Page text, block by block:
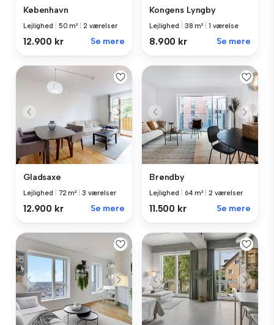
København
Lejlighed 50 m² 2 værelser
12.900 kr Se mere
Kongens Lyngby
Lejlighed 38 m² 1 værelse
8.900 kr Se mere
Gladsaxe
Lejlighed 72 m² 3 værelser
12.900 kr Se mere
Brøndby
Lejlighed 64 m² 2 værelser
11.500 kr Se mere